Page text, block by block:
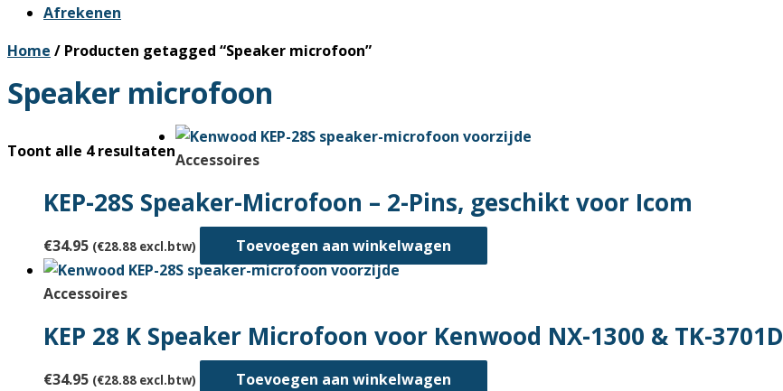
Afrekenen
Home / Producten getagged “Speaker microfoon”
Speaker microfoon
Toont alle 4 resultatenGesorteerd
nieuwste
Accessoires
KEP-28S Speaker-Microfoon – 2-Pins, geschikt voor Icom
€34.95 (€28.88 excl.btw) Toevoegen aan winkelwagen
Accessoires
KEP 28 K Speaker Microfoon voor Kenwood NX-1300 & TK-3701D
€34.95 (€28.88 excl.btw) Toevoegen aan winkelwagen